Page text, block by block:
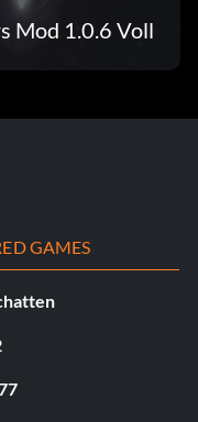
Mod 1.0.6 Voll
GAMES